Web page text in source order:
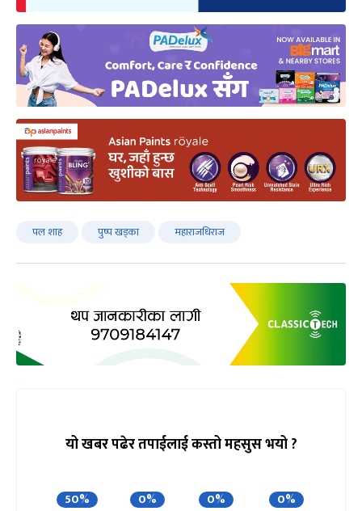
पल शाह पुष्प खड्का महाराजधिराज
यो खबर पढेर तपाईलाई कस्तो महसुस भयो ?
50% 0% 0% 0%